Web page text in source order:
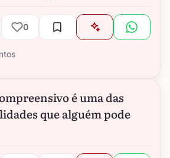
0
é uma das
que alguém pode